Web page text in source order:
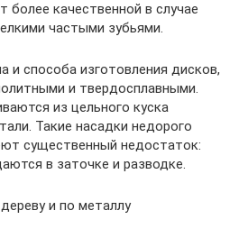
более качественной в случае
частыми зубьями.
и способа изготовления дисков,
и твердосплавными.
из цельного куска
Такие насадки недорого
существенный недостаток:
в заточке и разводке.
и по металлу